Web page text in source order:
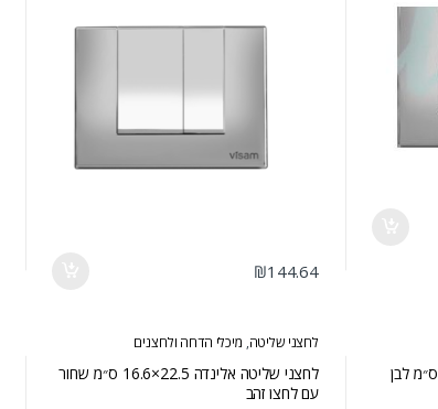
₪144.64
לחצני שליטה אלינדה 22.5×16.6 ס״מ לבן
לחצני שליטה, מיכלי הדחה ולחצנים
לחצני שליטה אלינדה 22.5×16.6 ס״מ שחור
עם לחצן זהב